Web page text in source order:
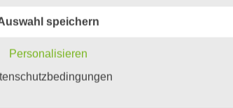
speichern
Personalisieren